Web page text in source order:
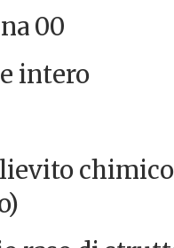
00
intero